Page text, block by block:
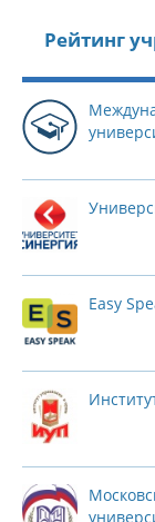
Рейтинг
Easy